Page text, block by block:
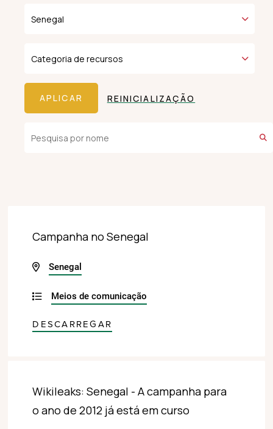
REINICIALIZAÇÃO
Campanha no Senegal
Senegal
Meios de comunicação
DESCARREGAR
Wikileaks: Senegal - A campanha para
o ano de 2012 já está em curso